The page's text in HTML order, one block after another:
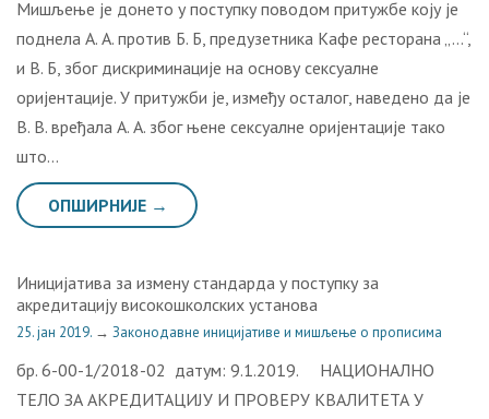
Мишљење је донето у поступку поводом притужбе коју је
поднела А. А. против Б. Б, предузетника Кафе ресторана „…“,
и В. Б, због дискриминације на основу сексуалне
оријентације. У притужби је, између осталог, наведено да је
В. В. вређала А. А. због њене сексуалне оријентације тако
што…
ОПШИРНИЈЕ →
Иницијатива за измену стандарда у поступку за
акредитацију високошколских установа
25. јан 2019. → Законодавне иницијативе и мишљење о прописима
бр. 6-00-1/2018-02 датум: 9.1.2019. НАЦИОНАЛНО
ТЕЛО ЗА АКРЕДИТАЦИЈУ И ПРОВЕРУ КВАЛИТЕТА У